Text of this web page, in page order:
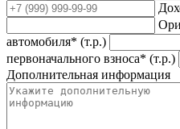
автомобиля* (т.р.)
первоначального взноса* (т.р.)
Дополнительная информация